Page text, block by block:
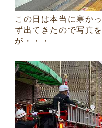
この日は本当に寒か
ず出てきたので写真
が・・・